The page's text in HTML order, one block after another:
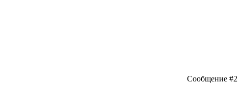
Сообщение #2